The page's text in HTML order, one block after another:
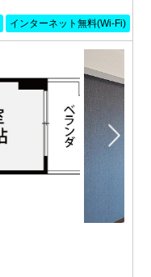
インターネット無料(Wi-Fi)